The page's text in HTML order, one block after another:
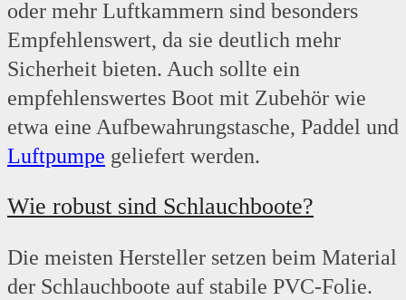
oder mehr Luftkammern sind besonders
Empfehlenswert, da sie deutlich mehr
Sicherheit bieten. Auch sollte ein
empfehlenswertes Boot mit Zubehör wie
etwa eine Aufbewahrungstasche, Paddel und
Luftpumpe geliefert werden.
Wie robust sind Schlauchboote?
Die meisten Hersteller setzen beim Material
der Schlauchboote auf stabile PVC-Folie.